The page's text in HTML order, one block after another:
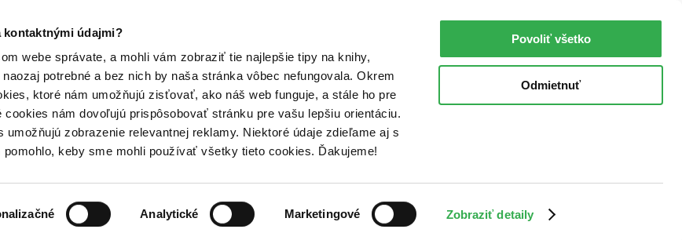
kontaktnými údajmi?
webe správate, a mohli vám zobraziť tie najlepšie tipy na knihy,
potrebné a bez nich by naša stránka vôbec nefungovala. Okrem
ktoré nám umožňujú zisťovať, ako náš web funguje, a stále ho pre
nám dovoľujú prispôsobovať stránku pre vašu lepšiu orientáciu.
umožňujú zobrazenie relevantnej reklamy. Niektoré údaje zdieľame aj s
keby sme mohli používať všetky tieto cookies. Ďakujeme!
Analytické Marketingové Zobraziť detaily
Povoliť všetko
Odmietnuť